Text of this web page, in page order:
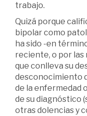
trabajo.
Quizá porque
bipolar como
ha sido -en
reciente, o por las
que conlleva su
desconocimiento
de la enfermedad
de su diagnóstico
otras dolencias y